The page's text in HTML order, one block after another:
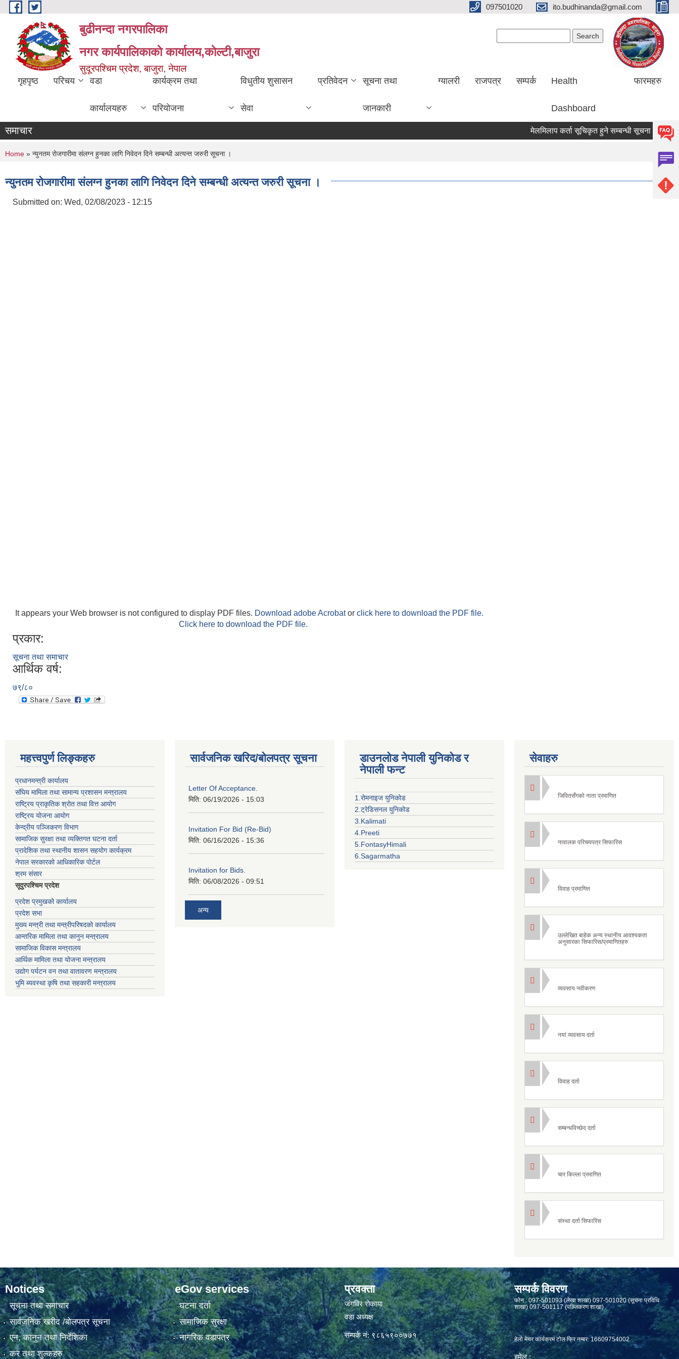
Skip to main content 097501020 ito.budhinanda@gmail.com
बुढीनन्दा नगरपालिका
नगर कार्यपालिकाकाे कार्यालय,काेल्टी,बाजुरा
सुदूरपश्चिम प्रदेश, बाजुरा, नेपाल
गृहपृष्ठ परिचय वडा
कार्यालयहरु
कार्यक्रम तथा
परियोजना
विधुतीय शुसासन
सेवा
प्रतिवेदन सूचना तथा
जानकारी
ग्यालरी राजपत्र सम्पर्क Health
Dashboard
फारमहरु
समाचार मेलमिलाप कर्ता सूचिकृत हुने सम्बन्धी सूचना । RIN
You are here
Home » न्युनतम रोजगारीमा संलग्न हुनका लागि निवेदन दिने सम्बन्धी अत्यन्त जरुरी सूचना ।
न्युनतम रोजगारीमा संलग्न हुनका लागि निवेदन दिने सम्बन्धी अत्यन्त जरुरी सूचना ।
Submitted on: Wed, 02/08/2023 - 12:15
It appears your Web browser is not configured to display PDF files. Download adobe Acrobator click here to download the PDF file.
Click here to download the PDF file.
प्रकार:
सूचना तथा समाचार
आर्थिक वर्ष:
७९/८०
महत्त्वपुर्ण लिङ्कहरु
प्रधानमन्त्री कार्यालय
संघिय मामिला तथा सामान्य प्रशासन मन्त्रालय
राष्ट्रिय प्राकृतिक श्रोत तथा वित्त आयोग
राष्ट्रिय योजना आयोग
केन्द्रीय पञ्जिकरण विभाग
सामाजिक सुरक्षा तथा व्यक्तिगत घटना दर्ता
प्रादेशिक तथा स्थानीय शासन सहयोग कार्यक्रम
नेपाल सरकारको आधिकारिक पोर्टल
श्रम संसार
सूदुरपश्चिम प्रदेश
प्रदेश प्रमुखको कार्यालय
प्रदेश सभा
मुख्य मन्त्री तथा मन्त्रीपरिषदको कार्यालय
आन्तरिक मामिला तथा कानुन मन्त्रालय
सामाजिक विकास मन्त्रालय
आर्थिक मामिला तथा योजना मन्त्रालय
उद्योग पर्यटन वन तथा वातावरण मन्त्रालय
भुमि ब्यवस्था कृषि तथा सहकारी मन्त्रालय
सार्वजनिक खरिद/बोलपत्र सूचना
Letter Of Acceptance.
मिति: 06/19/2026 - 15:03
Invitation For Bid (Re-Bid)
मिति: 06/16/2026 - 15:36
Invitation for Bids.
मिति: 06/08/2026 - 09:51
अन्य
डाउनलोड नेपाली युनिकोड र
नेपाली फन्ट
1.रोमनाइज युनिकोड
2.ट्रेडिसनल युनिकोड
3.Kalimati
4.Preeti
5.FontasyHimali
6.Sagarmatha
सेवाहरु
जिवितसँगको नाता प्रमाणित
नावालक परिचयपत्र सिफारिस
विवाह प्रमाणित
उल्लेखित बाहेक अन्य स्थानीय आवश्यकता
अनुसारका सिफारिस/प्रमाणितहरु
व्यवसाय नवीकरण
नयां व्यवसाय दर्ता
विवाह दर्ता
सम्बन्धविच्छेद दर्ता
चार किल्ला प्रमाणित
संस्था दर्ता सिफारिस
Notices
सूचना तथा समाचार
सार्वजनिक खरीद /बोलपत्र सूचना
एन, कानुन तथा निर्देशिका
कर तथा शुल्कहरु
eGov services
घटना दर्ता
सामाजिक सुरक्षा
नागरिक वडापत्र
प्रवक्ता
जंगविर रोकाया
वडा अध्यक्ष
सम्पर्क नं: ९८६५९००७७१
सम्पर्क विवरण
फाेन : 097-501093 (लेखा शाखा) 097-501020 (सूचना प्रविधि
शाखा) 097-501117 (पञ्जिकरण शाखा)
हेलो मेयर कार्यक्रम टोल फ्रि नम्बर: 16609754002
इमेल :